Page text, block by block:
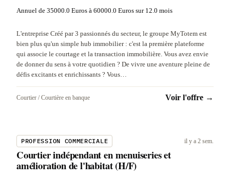
Annuel de 35000.0 Euros à 60000.0 Euros sur 12.0 mois
L'entreprise Créé par 3 passionnés du secteur, le groupe MyTotem est
bien plus qu'un simple hub immobilier : c'est la première plateforme
qui associe le courtage et la transaction immobilière. Vous avez envie
de donner du sens à votre quotidien ? De vivre une aventure pleine de
défis excitants et enrichissants ? Vous…
Courtier / Courtière en banque Voir l'offre →
PROFESSION COMMERCIALE il y a 2 sem.
Courtier indépendant en menuiseries et
amélioration de l'habitat (H/F)